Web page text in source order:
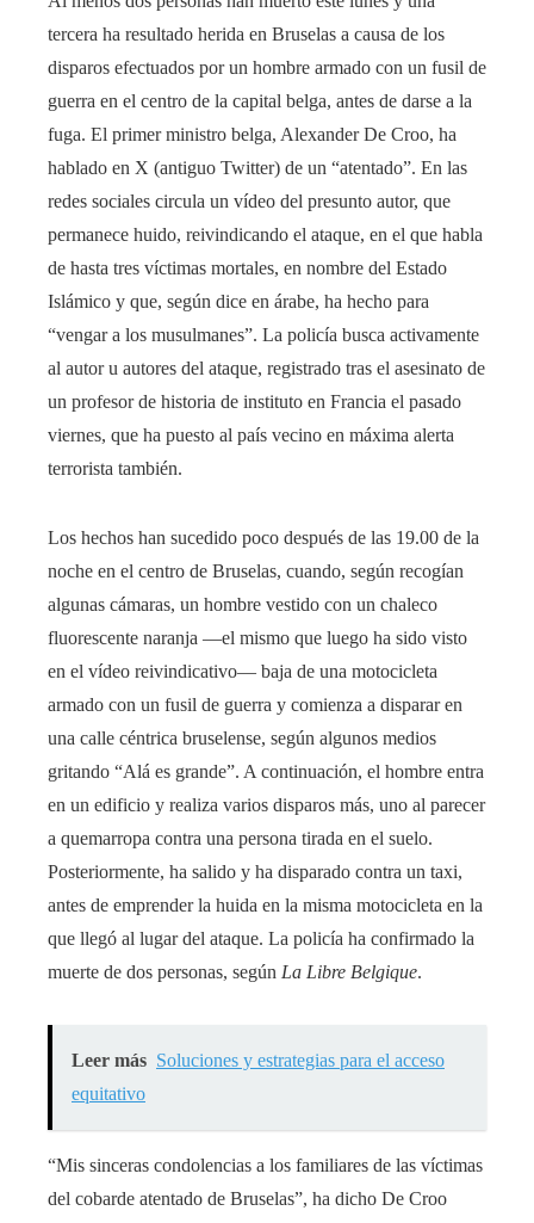
tercera ha resultado herida en Bruselas a causa de los
disparos efectuados por un hombre armado con un fusil de
guerra en el centro de la capital belga, antes de darse a la
fuga. El primer ministro belga, Alexander De Croo, ha
hablado en X (antiguo Twitter) de un “atentado”. En las
redes sociales circula un vídeo del presunto autor, que
permanece huido, reivindicando el ataque, en el que habla
de hasta tres víctimas mortales, en nombre del Estado
Islámico y que, según dice en árabe, ha hecho para
“vengar a los musulmanes”. La policía busca activamente
al autor u autores del ataque, registrado tras el asesinato de
un profesor de historia de instituto en Francia el pasado
viernes, que ha puesto al país vecino en máxima alerta
terrorista también.
Los hechos han sucedido poco después de las 19.00 de la
noche en el centro de Bruselas, cuando, según recogían
algunas cámaras, un hombre vestido con un chaleco
fluorescente naranja —el mismo que luego ha sido visto
en el vídeo reivindicativo— baja de una motocicleta
armado con un fusil de guerra y comienza a disparar en
una calle céntrica bruselense, según algunos medios
gritando “Alá es grande”. A continuación, el hombre entra
en un edificio y realiza varios disparos más, uno al parecer
a quemarropa contra una persona tirada en el suelo.
Posteriormente, ha salido y ha disparado contra un taxi,
antes de emprender la huida en la misma motocicleta en la
que llegó al lugar del ataque. La policía ha confirmado la
muerte de dos personas, según La Libre Belgique.
Leer más Soluciones y estrategias para el acceso
equitativo
“Mis sinceras condolencias a los familiares de las víctimas
del cobarde atentado de Bruselas”, ha dicho De Croo